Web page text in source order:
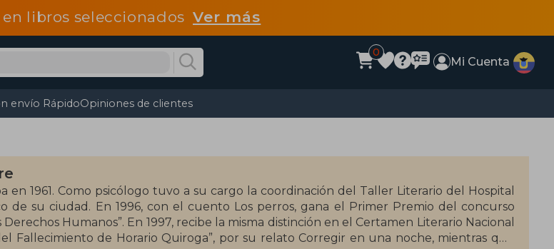
en libros seleccionadosVer más
0
Mi Cuenta
envío RápidoOpiniones de clientes
en 1961. Como psicólogo tuvo a su cargo la coordinación del Taller Literario del Hospital
de su ciudad. En 1996, con el cuento Los perros, gana el Primer Premio del concurso
Derechos Humanos”. En 1997, recibe la misma distinción en el Certamen Literario Nacional
Fallecimiento de Horario Quiroga”, por su relato Corregir en una noche, mientras que